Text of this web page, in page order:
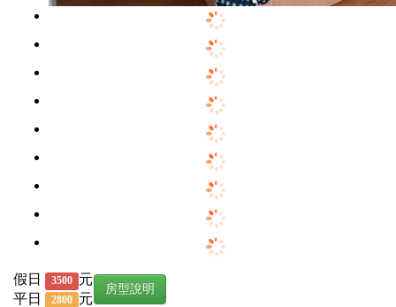
假日 3500 元
平日
2800 元
房型說明